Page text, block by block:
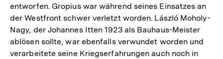
entworfen. Gropius war während seines Einsatzes an
der Westfront schwer verletzt worden. László Moholy-
Nagy, der Johannes Itten 1923 als Bauhaus-Meister
ablösen sollte, war ebenfalls verwundet worden und
verarbeitete seine Kriegserfahrungen auch noch in